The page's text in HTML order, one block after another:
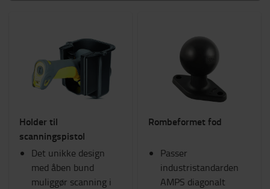
Batteri og elektronik
Vinter
Lygter
Sikkerhed
Fanshop
Sæder
Ram Mounts
Arbejdstøj
Gafler og gaffelforlængere
Tilbehør til gaffeltruck
Holder til
scanningspistol
Det unikke design
med åben bund
muliggør scanning i
Rombeformet fod
Passer
industristandarden
AMPS diagonalt